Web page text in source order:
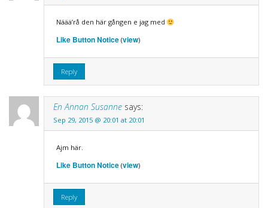
Näää’rå den här gången e jag med
Like Button Notice(view)
Reply
En Annan Susanne says:
Sep 29, 2015 @ 20:01 at 20:01
Ajm här.
Like Button Notice(view)
Reply